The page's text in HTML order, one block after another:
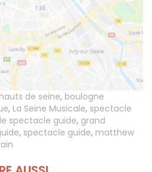
hauts de seine, boulogne
, La Seine Musicale, spectacle
spectacle guide, grand
, spectacle guide, matthew